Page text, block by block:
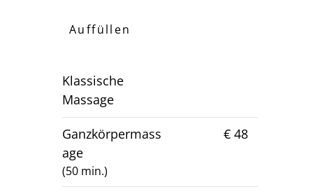
Auffüllen
Klassische
Massage
Ganzkörpermass
age
€ 48
(50 min.)